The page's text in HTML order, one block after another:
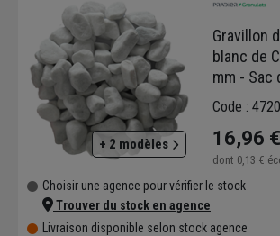
+ 2 modèles
Gravillon
blanc de
mm - Sac
Code :
16,96 €
dont 0,13 €
Choisir une agence pour vérifier le stock
Trouver du stock en agence
Livraison disponible selon stock agence